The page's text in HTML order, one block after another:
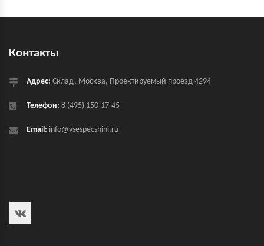
Контакты
Адрес: Склад, Москва, Проектируемый проезд 4294
Телефон: 8 (495) 150-17-45
Email: info@vsespecshini.ru